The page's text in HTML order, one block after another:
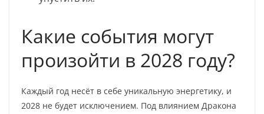
Какие события могут
произойти в 2028 году?
Каждый год несёт в себе уникальную энергетику, и
2028 не будет исключением. Под влиянием Дракона